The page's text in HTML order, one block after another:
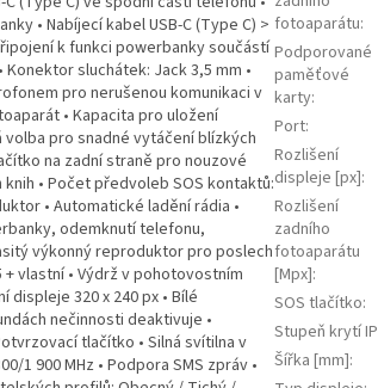
• Nabíjecí kabel USB-C (Type C) >
k funkci powerbanky součástí
sluchátek: Jack 3,5 mm •
pro nerušenou komunikaci v
• Kapacita pro uložení
volba pro snadné vytáčení blízkých
na zadní straně pro nouzové
• Počet předvoleb SOS kontaktů:
• Automatické ladění rádia •
odemknutí telefonu,
výkonný reproduktor pro poslech
vlastní • Výdrž v pohotovostním
displeje 320 x 240 px • Bílé
nečinnosti deaktivuje •
tlačítko • Silná svítilna v
1 900 MHz • Podpora SMS zpráv •
fotoaparátu:
Podporované
paměťové
karty:
Port:
Rozlišení
displeje [px]:
Rozlišení
zadního
fotoaparátu
[Mpx]:
SOS tlačítko:
Stupeň krytí IP
Šířka [mm]: